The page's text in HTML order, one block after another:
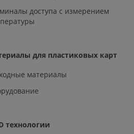
доступа с измерением
для пластиковых карт
материалы
технологии